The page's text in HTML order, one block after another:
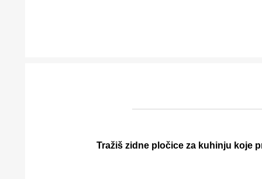
Tražiš zidne pločice za kuhinju koje